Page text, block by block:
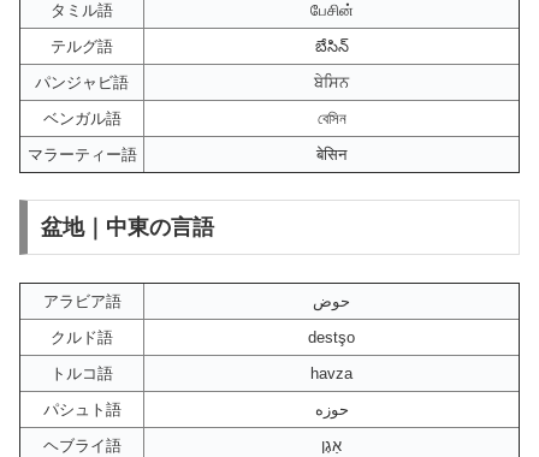
タミル語
பேசின்
テルグ語
బేసిన్
パンジャビ語
ਬੇਸਿਨ
ベンガル語
বেসিন
マラーティー語
बेसिन
盆地｜中東の言語
アラビア語
حوض
クルド語
destşo
トルコ語
havza
パシュト語
حوزه
ヘブライ語
אַגָן